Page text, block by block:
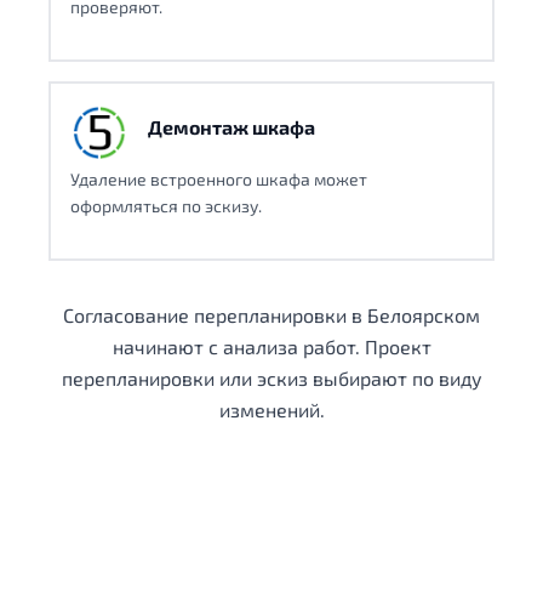
проверяют.
Демонтаж шкафа
Удаление встроенного шкафа может
оформляться по эскизу.
Согласование перепланировки в Белоярском
начинают с анализа работ. Проект
перепланировки или эскиз выбирают по виду
изменений.